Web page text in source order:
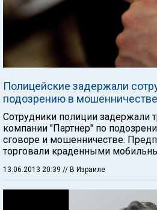
Полицейские задержали
подозрению в мошенничестве
Сотрудники полиции задержали
компании "Партнер" по
сговоре и мошенничестве.
торговали краденными
13.06.2013 20:39 // В Израиле